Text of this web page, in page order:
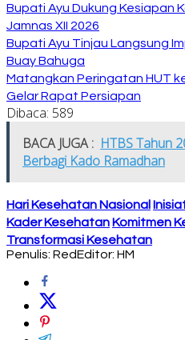
Bupati Ayu Dukung Kesiapan
Jamnas XII 2026
Bupati Ayu Tinjau Langsung
Buay Bahuga
Matangkan Peringatan HUT
Gelar Rapat Persiapan
Dibaca: 589
BACA JUGA : HTBS Tahun
Berbagi Kado Ramadhan
Hari Kesehatan Nasional
Kader Kesehatan Komitmen
Transformasi Kesehatan
Penulis: RedEditor: HM